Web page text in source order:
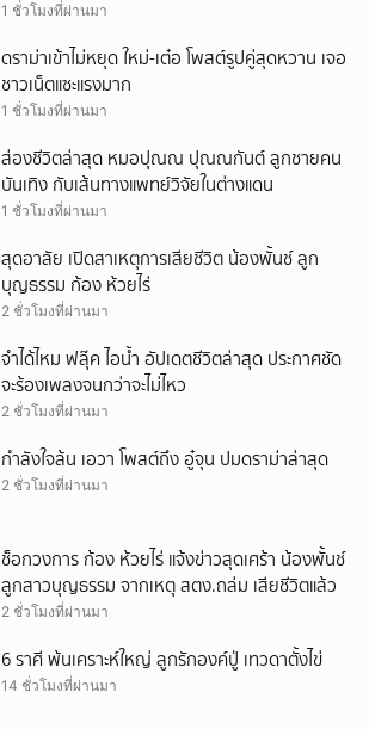
1 ชั่วโมงที่ผ่านมา
ดราม่าเข้าไม่หยุด ใหม่-เต๋อ โพสต์รูปคู่สุดหวาน เจอ
ชาวเน็ตแซะแรงมาก
1 ชั่วโมงที่ผ่านมา
ส่องชีวิตล่าสุด หมอปุณณ ปุณณกันต์ ลูกชายคน
บันเทิง กับเส้นทางแพทย์วิจัยในต่างแดน
1 ชั่วโมงที่ผ่านมา
สุดอาลัย เปิดสาเหตุการเสียชีวิต น้องพั้นช์ ลูก
บุญธรรม ก้อง ห้วยไร่
2 ชั่วโมงที่ผ่านมา
จำได้ไหม ฟลุ๊ค ไอน้ำ อัปเดตชีวิตล่าสุด ประกาศชัด
จะร้องเพลงจนกว่าจะไม่ไหว
2 ชั่วโมงที่ผ่านมา
กำลังใจล้น เอวา โพสต์ถึง อู๋จุน ปมดราม่าล่าสุด
2 ชั่วโมงที่ผ่านมา
ช็อกวงการ ก้อง ห้วยไร่ แจ้งข่าวสุดเศร้า น้องพั้นช์
ลูกสาวบุญธรรม จากเหตุ สตง.ถล่ม เสียชีวิตแล้ว
2 ชั่วโมงที่ผ่านมา
6 ราศี พ้นเคราะห์ใหญ่ ลูกรักองค์ปู่ เทวดาตั้งไข่
14 ชั่วโมงที่ผ่านมา